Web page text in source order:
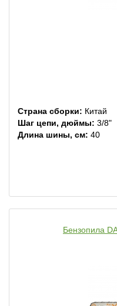
Страна сборки: Китай
Шаг цепи, дюймы: 3/8"
Длина шины, см: 40
Бензопила